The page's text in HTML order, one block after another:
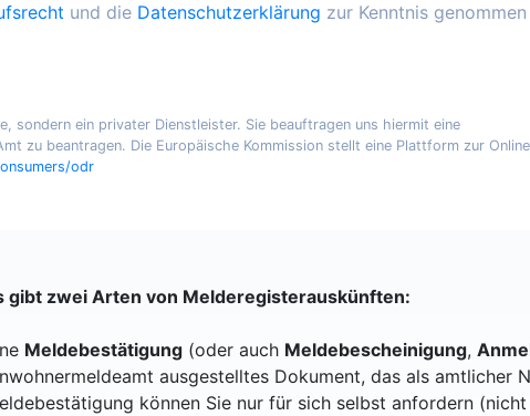
und die Datenschutzerklärung zur Kenntnis genommen
sondern ein privater Dienstleister. Sie beauftragen uns hiermit eine
zu beantragen. Die Europäische Kommission stellt eine Plattform zur
odr
gibt zwei Arten von Melderegisterauskünften:
Meldebestätigung (oder auch Meldebescheinigung,
ausgestelltes Dokument, das als amtlicher
können Sie nur für sich selbst anfordern